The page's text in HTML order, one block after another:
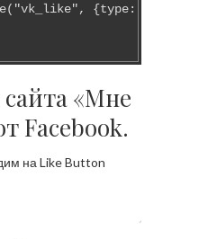
{type:
«Мне
Facebook.
на Like Button